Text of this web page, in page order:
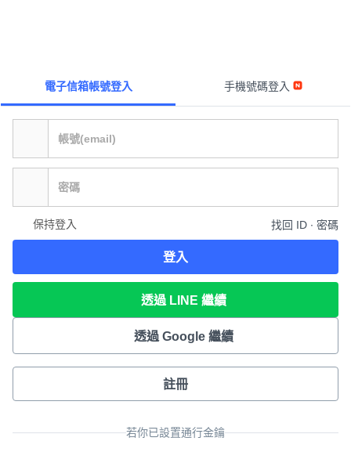
電子信箱帳號登入 手機號碼登入
保持登入 找回 ID ∙ 密碼
登入
透過 LINE 繼續
透過 Google 繼續
註冊
若你已設置通行金鑰